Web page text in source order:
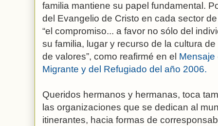
familia mantiene su papel fundamental.
del Evangelio de Cristo en cada sector
“el compromiso... a favor no sólo del
su familia, lugar y recurso de la cultura
de valores”, como reafirmé en el Mensaje
Migrante y del Refugiado del año 2006.
Queridos hermanos y hermanas, toca
las organizaciones que se dedican al
itinerantes, hacia formas de